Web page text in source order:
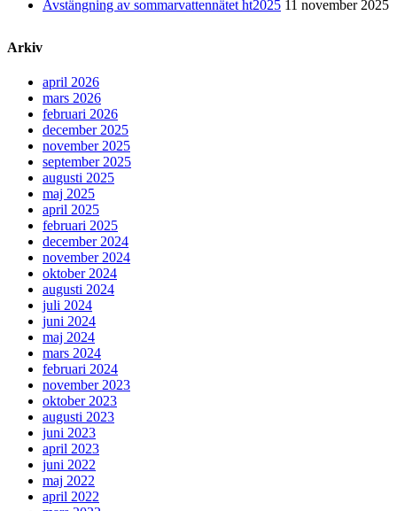
Avstängning av sommarvattennätet ht2025 11 november 2025
Arkiv
april 2026
mars 2026
februari 2026
december 2025
november 2025
september 2025
augusti 2025
maj 2025
april 2025
februari 2025
december 2024
november 2024
oktober 2024
augusti 2024
juli 2024
juni 2024
maj 2024
mars 2024
februari 2024
november 2023
oktober 2023
augusti 2023
juni 2023
april 2023
juni 2022
maj 2022
april 2022